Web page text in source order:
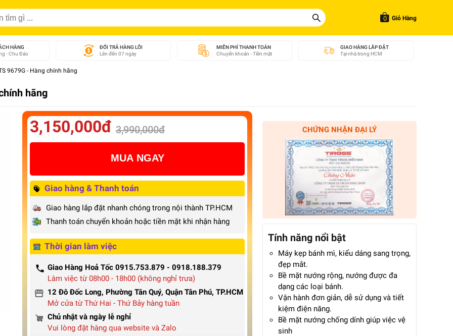
0 Giỏ Hàng
HÀNG
- Chu Đáo
ĐỔI TRẢ HÀNG LỖI
Lên đến 07 ngày
MIỄN PHÍ THANH TOÁN
Chuyển khoản - Tiền mặt
GIAO HÀNG LẮP ĐẶT
Tại nhà trong HCM
9679G - Hàng chính hãng
hãng
3,150,000đ 3,990,000đ
MUA NGAY
Giao hàng & Thanh toán
Giao hàng lắp đặt nhanh chóng trong nội thành TP.HCM
Thanh toán chuyển khoản hoặc tiền mặt khi nhận hàng
Thời gian làm việc
Giao Hàng Hoả Tốc 0915.753.879 - 0918.188.379
Làm việc từ 08h00 - 18h00 (không nghỉ trưa)
12 Đô Đốc Long, Phường Tân Quý, Quận Tân Phú, TP.HCM
Mở cửa từ Thứ Hai - Thứ Bảy hàng tuần
Chủ nhật và ngày lễ nghỉ
Vui lòng đặt hàng qua website và Zalo
CHỨNG NHẬN ĐẠI LÝ
Tính năng nổi bật
Máy kẹp bánh mì, kiểu dáng sang trọng,
đẹp mắt.
Bề mặt nướng rộng, nướng được đa
dạng các loại bánh.
Vận hành đơn giản, dễ sử dụng và tiết
kiệm điện năng.
Bề mặt nướng chống dính giúp việc vệ
sinh